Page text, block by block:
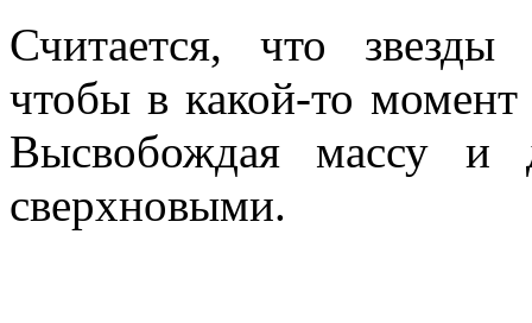
Считается, что
чтобы в какой-то момент
Высвобождая массу и
сверхновыми.